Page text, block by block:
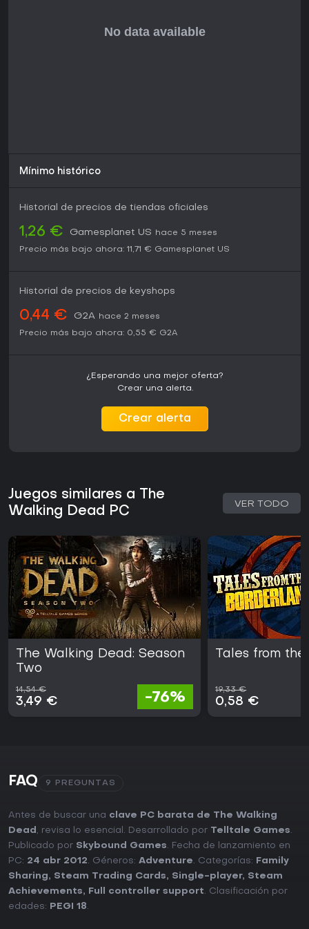
The Walking Dead brilla por su maestría narrativa. Ostenta
trascendentales lo convierten en un título imprescindible por
Mínimo histórico
Historial de precios de tiendas oficiales
1,26 € Gamesplanet US
hace 5 meses
Precio más bajo ahora: 11,71 € Gamesplanet US
Historial de precios de keyshops
0,44 € G2A hace 2 meses
Precio más bajo ahora: 0,55 € G2A
¿Esperando una mejor oferta?
Crear una alerta.
Crear alerta
Juegos similares a The
Walking Dead PC
VER TODO
The Walking Dead: Season
Two
14,54 €
3,49 € -76%
Tales from
19,33 €
0,58 €
FAQ 9 PREGUNTAS
Antes de buscar una clave PC barata de The Walking
Dead , revisa lo esencial. Desarrollado por Telltale Games.
Publicado por Skybound Games. Fecha de lanzamiento en
PC: 24 abr 2012. Géneros: Adventure. Categorías:
Family
Sharing, Steam Trading Cards, Single-player, Steam
Achievements, Full controller support. Clasificación por
edades:
PEGI 18.